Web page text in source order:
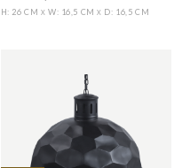
H: 26 CM X W: 16,5 CMX D: 16,5 CM